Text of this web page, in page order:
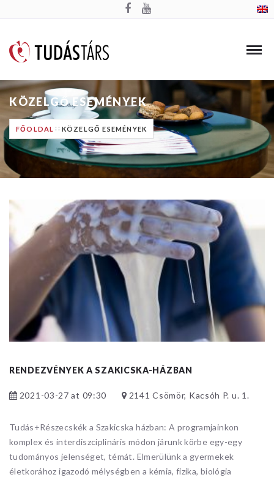
KÖZELGŐ ESEMÉNYEK
FŐOLDAL KÖZELGŐ ESEMÉNYEK
RENDEZVÉNYEK A SZAKICSKA-HÁZBAN
2021-03-27 at 09:30 2141 Csömör, Kacsóh P. u. 1.
Tudás+Részecskék a Szakicska házban: ​A programjainkon
komplex és interdiszciplináris módon járunk körbe egy-egy
tudományos jelenséget, témát. Elmerülünk a gyermekek
életkorához igazodó mélységben a kémia, fizika, biológia